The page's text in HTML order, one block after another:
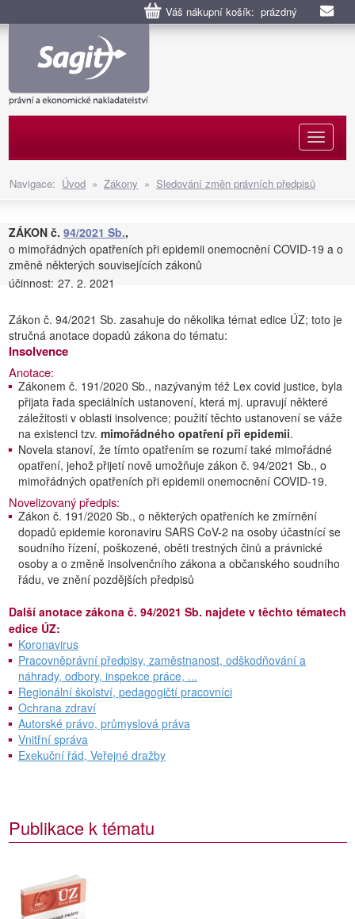
Váš nákupní košík: prázdný
Navigace: Úvod » Zákony » Sledování změn právních předpisů
ZÁKON č. 94/2021 Sb.,
o mimořádných opatřeních při epidemii onemocnění COVID-19 a o
změně některých souvisejících zákonů
účinnost: 27. 2. 2021
Zákon č. 94/2021 Sb. zasahuje do několika témat edice ÚZ; toto je
stručná anotace dopadů zákona do tématu:
Insolvence
Anotace:
Zákonem č. 191/2020 Sb., nazývaným též Lex covid justice, byla
přijata řada speciálních ustanovení, která mj. upravují některé
záležitosti v oblasti insolvence; použití těchto ustanovení se váže
na existenci tzv. mimořádného opatření při epidemii.
Novela stanoví, že tímto opatřením se rozumí také mimořádné
opatření, jehož přijetí nově umožňuje zákon č. 94/2021 Sb., o
mimořádných opatřeních při epidemii onemocnění COVID-19.
Novelizovaný předpis:
Zákon č. 191/2020 Sb., o některých opatřeních ke zmírnění
dopadů epidemie koronaviru SARS CoV-2 na osoby účastnící se
soudního řízení, poškozené, oběti trestných činů a právnické
osoby a o změně insolvenčního zákona a občanského soudního
řádu, ve znění pozdějších předpisů
Další anotace zákona č. 94/2021 Sb. najdete v těchto tématech
edice ÚZ:
Koronavirus
Pracovněprávní předpisy, zaměstnanost, odškodňování a
náhrady, odbory, inspekce práce, ...
Regionální školství, pedagogičtí pracovníci
Ochrana zdraví
Autorské právo, průmyslová práva
Vnitřní správa
Exekuční řád, Veřejné dražby
Publikace k tématu